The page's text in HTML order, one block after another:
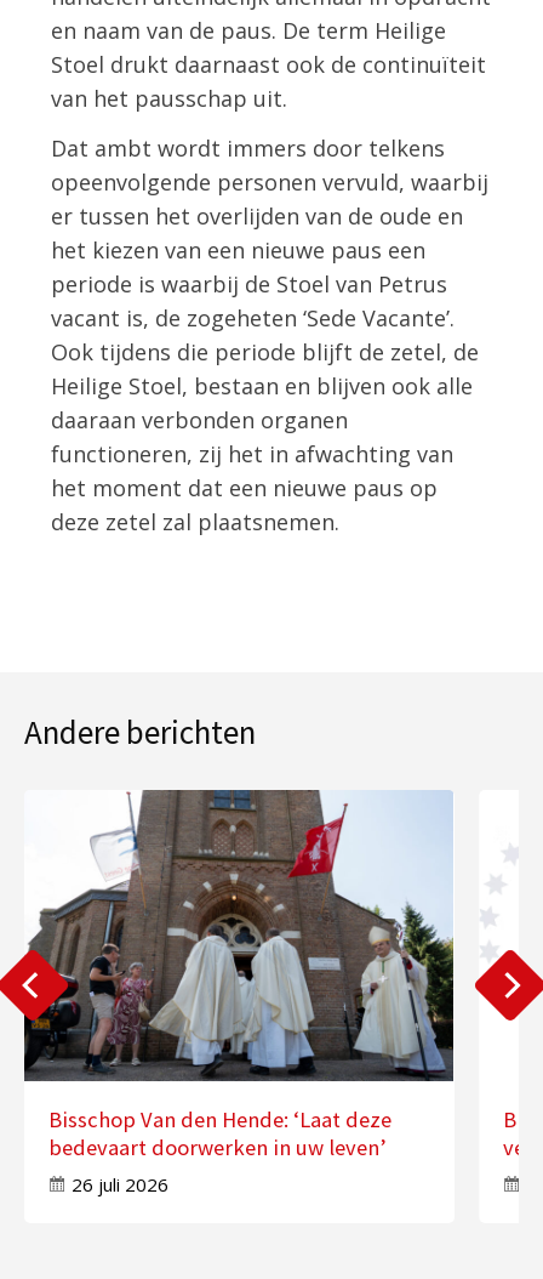
en naam van de paus. De term Heilige
Stoel drukt daarnaast ook de continuïteit
van het pausschap uit.
Dat ambt wordt immers door telkens
opeenvolgende personen vervuld, waarbij
er tussen het overlijden van de oude en
het kiezen van een nieuwe paus een
periode is waarbij de Stoel van Petrus
vacant is, de zogeheten ‘Sede Vacante’.
Ook tijdens die periode blijft de zetel, de
Heilige Stoel, bestaan en blijven ook alle
daaraan verbonden organen
functioneren, zij het in afwachting van
het moment dat een nieuwe paus op
deze zetel zal plaatsnemen.
Andere berichten
Bisschop Van den Hende: ‘Laat deze
bedevaart doorwerken in uw leven’
26 juli 2026